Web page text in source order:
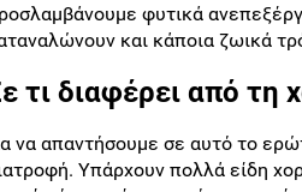
φυτικά
και κάποια ζωικά
τι διαφέρει από τη
να απαντήσουμε σε αυτό το
Υπάρχουν πολλά είδη